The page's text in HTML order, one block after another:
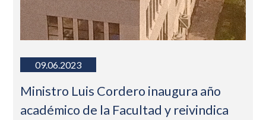
09.06.2023
Ministro Luis Cordero inaugura año
académico de la Facultad y reivindica